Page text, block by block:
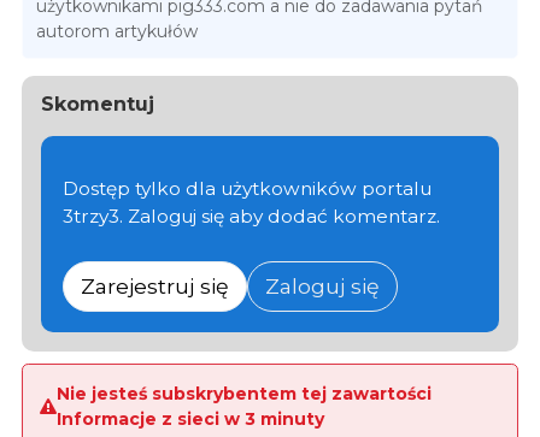
użytkownikami pig333.com a nie do zadawania pytań
autorom artykułów
Skomentuj
Dostęp tylko dla użytkowników portalu
3trzy3. Zaloguj się aby dodać komentarz.
Zarejestruj się Zaloguj się
Nie jesteś subskrybentem tej zawartości
Informacje z sieci w 3 minuty